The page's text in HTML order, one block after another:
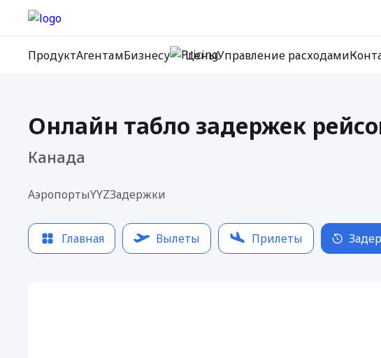
ПродуктАгентамБизнесу ЦеныУправление расходами
Онлайн табло задержек
Канада
АэропортыYYZЗадержки
Главная Вылеты Прилеты